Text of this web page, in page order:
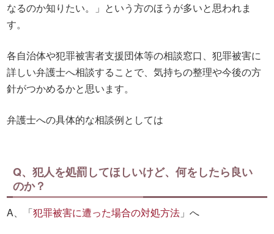
なるのか知りたい。」という方のほうが多いと思われま
す。
各自治体や犯罪被害者支援団体等の相談窓口、犯罪被害に
詳しい弁護士へ相談することで、気持ちの整理や今後の方
針がつかめるかと思います。
弁護士への具体的な相談例としては
Q、犯人を処罰してほしいけど、何をしたら良い
のか？
A、「犯罪被害に遭った場合の対処方法 」へ